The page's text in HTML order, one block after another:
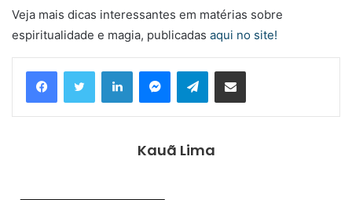
Veja mais dicas interessantes em matérias sobre
espiritualidade e magia, publicadas aqui no site!
LinkedinMessengerTelegramCompartilhar via e-mail
Kauã Lima